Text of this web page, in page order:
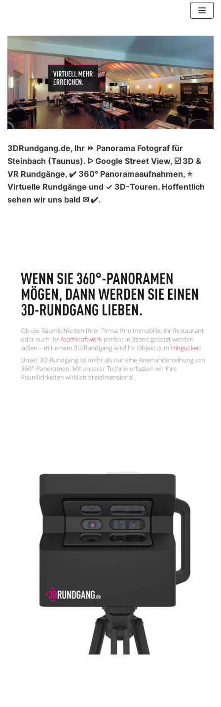
Inhalt
springen
3DRundgang.de, Ihr ⏩ Panorama Fotograf für
Steinbach (Taunus). ᐅ Google Street View, ☑️ 3D &
VR Rundgänge, ✔️ 360° Panoramaaufnahmen, ⭐
Virtuelle Rundgänge und ✓ 3D-Touren. Hoffentlich
sehen wir uns bald ✉ ✔️.